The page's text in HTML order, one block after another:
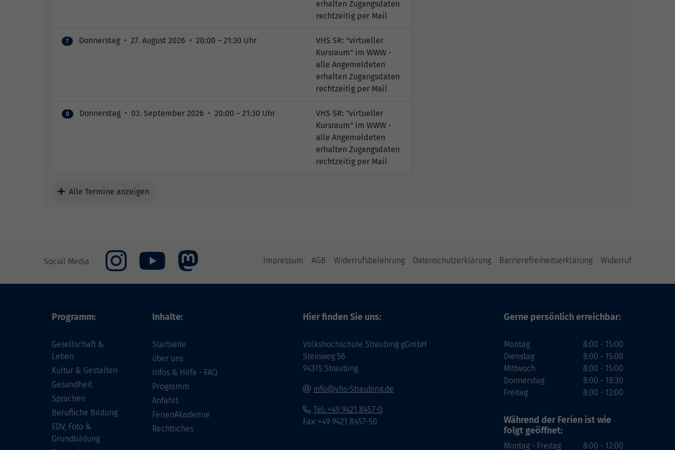
erhalten Zugangsdaten
rechtzeitig per Mail
7 Donnerstag • 27. August 2026 • 20:00 – 21:30 Uhr
VHS SR: "virtueller
Kursraum" im WWW -
alle Angemeldeten
erhalten Zugangsdaten
rechtzeitig per Mail
8 Donnerstag • 03. September 2026 • 20:00 – 21:30 Uhr
VHS SR: "virtueller
Kursraum" im WWW -
alle Angemeldeten
erhalten Zugangsdaten
rechtzeitig per Mail
Alle Termine anzeigen
Social Media Impressum AGB Widerrufsbelehrung Datenschutzerklärung Barrierefreiheitserklärung Widerruf
Programm:
Gesellschaft &
Leben
Kultur & Gestalten
Gesundheit
Sprachen
Berufliche Bildung
EDV, Foto &
Grundbildung
Inhalte:
Startseite
über uns
Infos & Hilfe - FAQ
Programm
Anfahrt
FerienAkademie
Rechtliches
Hier finden Sie uns:
Volkshochschule Straubing gGmbH
Steinweg 56
94315 Straubing
info@vhs-Straubing.de
Tel: +49 9421 8457-0
Fax: +49 9421 8457-50
Gerne persönlich erreichbar:
Montag
Dienstag
Mittwoch
Donnerstag
Freitag
8:00 - 15:00
8:00 - 15:00
8:00 - 15:00
8:00 - 18:30
8:00 - 12:00
Während der Ferien ist wie
folgt geöffnet:
Montag - Freitag 8:00 - 12:00